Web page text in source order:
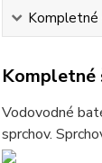
Kompletné
Kompletné
Vodovodné
sprchov.